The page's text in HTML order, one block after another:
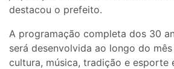
destacou o prefeito.
A programação completa dos 30
será desenvolvida ao longo do
cultura, música, tradição e esporte